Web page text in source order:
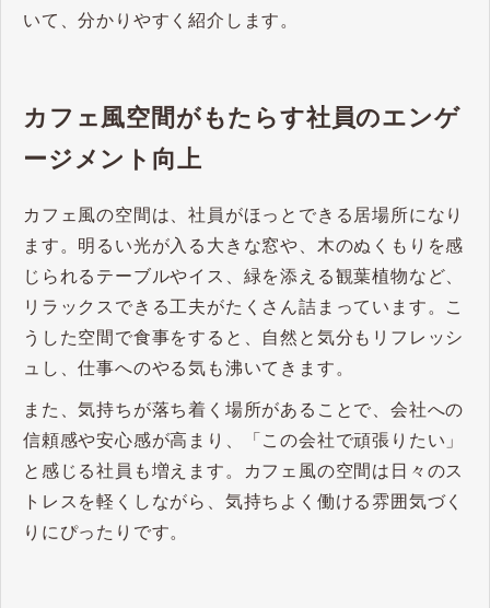
いて、分かりやすく紹介します。
カフェ風空間がもたらす社員のエンゲ
ージメント向上
カフェ風の空間は、社員がほっとできる居場所になり
ます。明るい光が入る大きな窓や、木のぬくもりを感
じられるテーブルやイス、緑を添える観葉植物など、
リラックスできる工夫がたくさん詰まっています。こ
うした空間で食事をすると、自然と気分もリフレッシ
ュし、仕事へのやる気も沸いてきます。
また、気持ちが落ち着く場所があることで、会社への
信頼感や安心感が高まり、「この会社で頑張りたい」
と感じる社員も増えます。カフェ風の空間は日々のス
トレスを軽くしながら、気持ちよく働ける雰囲気づく
りにぴったりです。